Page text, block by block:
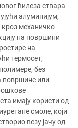
ћилеза ствара
алуминијум,
кроз механичко
на површини
на
термосет,
без
површине или
имају користи од
смоле, који
везу јачу од